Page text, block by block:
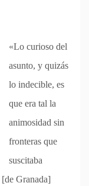
«Lo curioso del
asunto, y quizás
lo indecible, es
que era tal la
animosidad sin
fronteras que
suscitaba
[de Granada]